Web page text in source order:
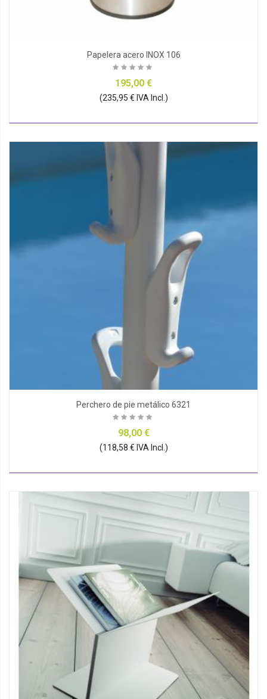
Papelera acero INOX 106
195,00 €
(235,95 € IVA Incl.)
Perchero de pie metálico 6321
98,00 €
(118,58 € IVA Incl.)